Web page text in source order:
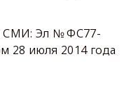
СМИ: Эл № ФС77-
28 июля 2014 года